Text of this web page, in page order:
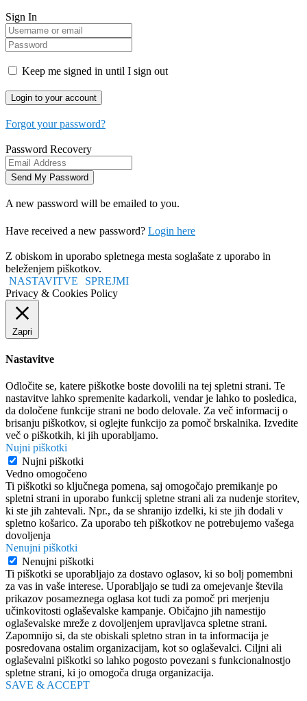
Sign In
Keep me signed in until I sign out
Forgot your password?
Password Recovery
A new password will be emailed to you.
Have received a new password? Login here
Z obiskom in uporabo spletnega mesta soglašate z uporabo in
beleženjem piškotkov.
NASTAVITVE
SPREJMI
Privacy & Cookies Policy
Zapri
Nastavitve
Odločite se, katere piškotke boste dovolili na tej spletni strani. Te
nastavitve lahko spremenite kadarkoli, vendar je lahko to posledica,
da določene funkcije strani ne bodo delovale. Za več informacij o
brisanju piškotkov, si oglejte funkcijo za pomoč brskalnika. Izvedite
več o piškotkih, ki jih uporabljamo.
Nujni piškotki
Nujni piškotki
Vedno omogočeno
Ti piškotki so ključnega pomena, saj omogočajo premikanje po
spletni strani in uporabo funkcij spletne strani ali za nudenje storitev,
ki ste jih zahtevali. Npr., da se shranijo izdelki, ki ste jih dodali v
spletno košarico. Za uporabo teh piškotkov ne potrebujemo vašega
dovoljenja
Nenujni piškotki
Nenujni piškotki
Ti piškotki se uporabljajo za dostavo oglasov, ki so bolj pomembni
za vas in vaše interese. Uporabljajo se tudi za omejevanje števila
prikazov posameznega oglasa kot tudi za pomoč pri merjenju
učinkovitosti oglaševalske kampanje. Običajno jih namestijo
oglaševalske mreže z dovoljenjem upravljavca spletne strani.
Zapomnijo si, da ste obiskali spletno stran in ta informacija je
posredovana ostalim organizacijam, kot so oglaševalci. Ciljni ali
oglaševalni piškotki so lahko pogosto povezani s funkcionalnostjo
spletne strani, ki jo omogoča druga organizacija.
SAVE & ACCEPT